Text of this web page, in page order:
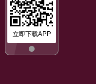
立即下载APP